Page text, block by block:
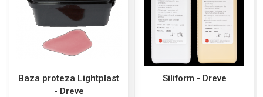
Baza proteza Lightplast
- Dreve
Siliform - Dreve